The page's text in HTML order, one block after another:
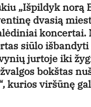
„Išpildyk norą
dvasią
siūlo
jurtoje iki
bokštas
kurios viršūnę